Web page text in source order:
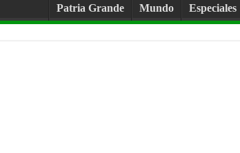
Patria Grande Mundo Especiales